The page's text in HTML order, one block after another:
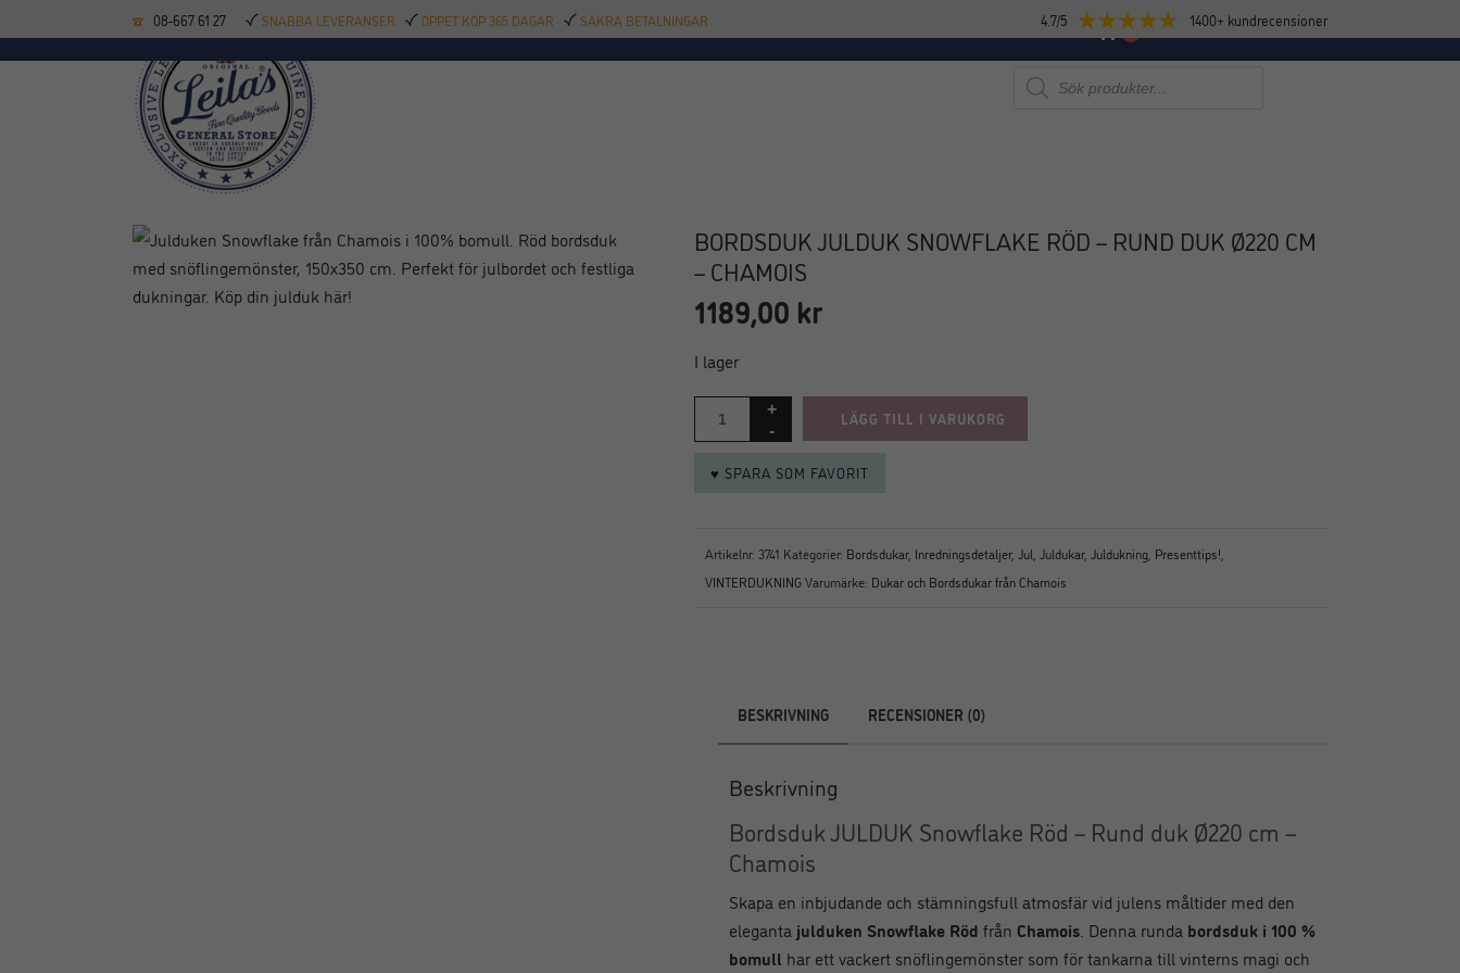
08-667 61 27 SNABBA LEVERANSER ÖPPET KÖP 365 DAGAR SÄKRA BETALNINGAR 4.7/5 1400+ kundrecensioner
KÖKSREDSKAP BAKTILLBEHÖR BAR DELIKATESSER NYHETER 0
Produktsökning
BORDSDUK JULDUK SNOWFLAKE RÖD – RUND DUK Ø220 CM
– CHAMOIS
1189,00 kr
I lager
LÄGG TILL I VARUKORG
♥ SPARA SOM FAVORIT
Artikelnr: 3741 Kategorier: Bordsdukar, Inredningsdetaljer, Jul Juldukar, Juldukning Presenttips!
VINTERDUKNINGVarumärke: Dukar och Bordsdukar från Chamois
BESKRIVNING RECENSIONER (0)
Beskrivning
Bordsduk JULDUK Snowflake Röd – Rund duk Ø220 cm –
Chamois
Skapa en inbjudande och stämningsfull atmosfär vid julens måltider med den
eleganta julduken Snowflake Röd från Chamois . Denna runda bordsduk i 100 %
bomull har ett vackert snöflingemönster som för tankarna till vinterns magi och